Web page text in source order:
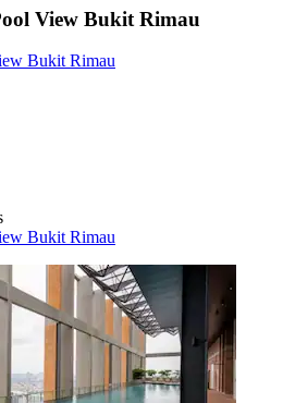
View Bukit Rimau
Bukit Rimau
Bukit Rimau